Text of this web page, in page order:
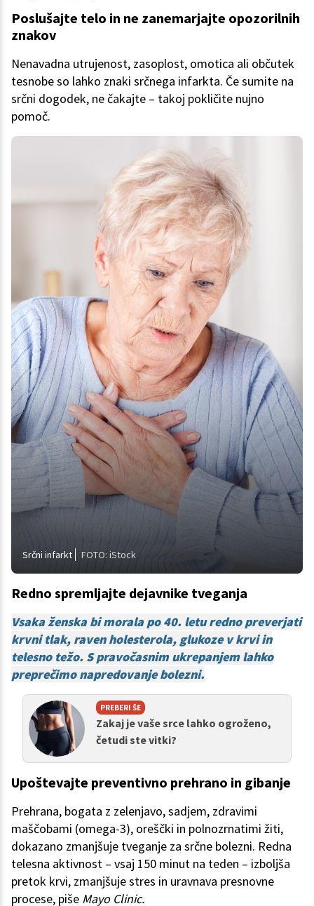
Poslušajte telo in ne zanemarjajte opozorilnih
znakov
Nenavadna utrujenost, zasoplost, omotica ali občutek
tesnobe so lahko znaki srčnega infarkta. Če sumite na
srčni dogodek, ne čakajte – takoj pokličite nujno
pomoč.
Srčni infarkt FOTO: iStock
Redno spremljajte dejavnike tveganja
Vsaka ženska bi morala po 40. letu redno preverjati
krvni tlak, raven holesterola, glukoze v krvi in
telesno težo. S pravočasnim ukrepanjem lahko
preprečimo napredovanje bolezni.
PREBERI ŠE
Zakaj je vaše srce lahko ogroženo,
četudi ste vitki?
Upoštevajte preventivno prehrano in gibanje
Prehrana, bogata z zelenjavo, sadjem, zdravimi
maščobami (omega-3), oreščki in polnozrnatimi žiti,
dokazano zmanjšuje tveganje za srčne bolezni. Redna
telesna aktivnost – vsaj 150 minut na teden – izboljša
pretok krvi, zmanjšuje stres in uravnava presnovne
procese, piše Mayo Clinic.